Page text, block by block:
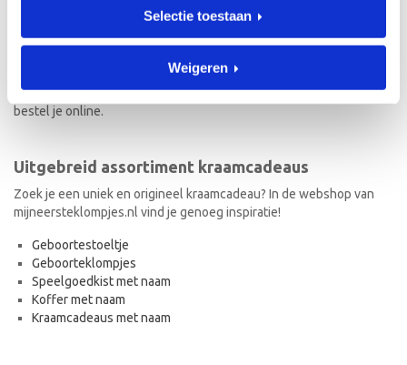
Selectie toestaan
Weigeren
Naast geboorteklompjes vind je op mijneersteklompjes.nl de meest
originele kraamcadeaus met naam. Van geboortestoeltjes en
met naam wordt met de hand geschilderd en is dus uniek! Ook de
kraamcadeaus met naam en in de stijl van het geboortekaartje
bestel je online.
Uitgebreid assortiment kraamcadeaus
Zoek je een uniek en origineel kraamcadeau? In de webshop van
mijneersteklompjes.nl vind je genoeg inspiratie!
Geboortestoeltje
Geboorteklompjes
Speelgoedkist met naam
Koffer met naam
Kraamcadeaus met naam